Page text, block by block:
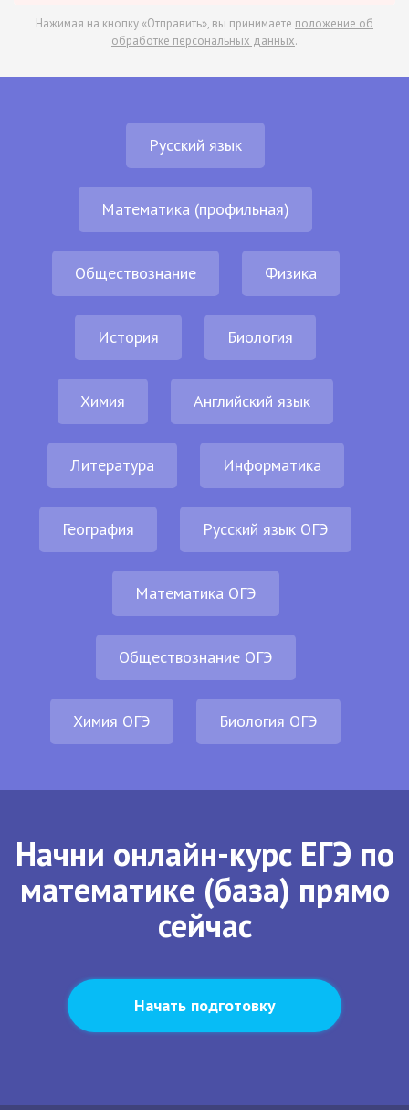
Нажимая на кнопку «Отправить», вы принимаете положение об
обработке персональных данных.
Русский язык
Математика (профильная)
Обществознание Физика
История Биология
Химия Английский язык
Литература Информатика
География Русский язык ОГЭ
Математика ОГЭ
Обществознание ОГЭ
Химия ОГЭ Биология ОГЭ
Начни онлайн-курс ЕГЭ по
математике (база) прямо
сейчас
Начать подготовку